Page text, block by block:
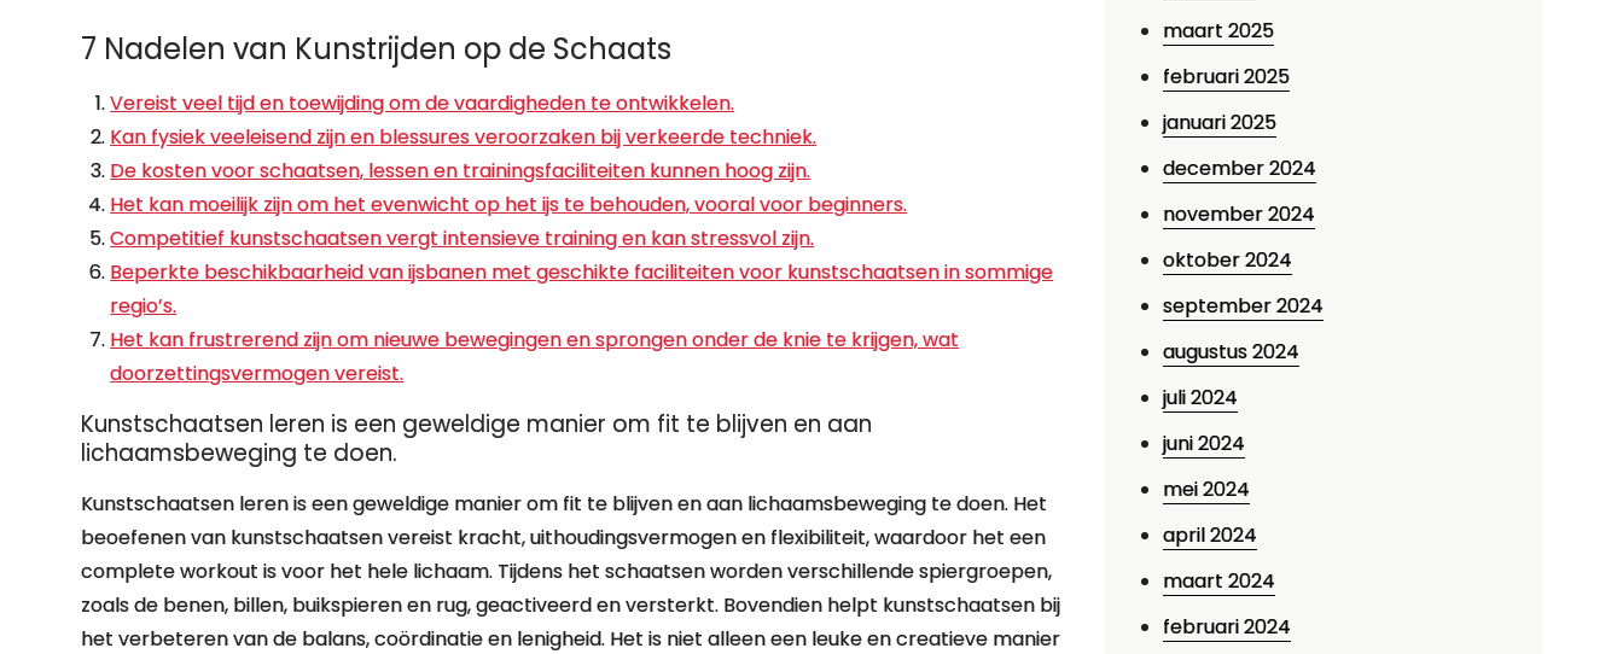
7 Nadelen van Kunstrijden op de Schaats
Vereist veel tijd en toewijding om de vaardigheden te ontwikkelen.
Kan fysiek veeleisend zijn en blessures veroorzaken bij verkeerde techniek.
De kosten voor schaatsen, lessen en trainingsfaciliteiten kunnen hoog zijn.
Het kan moeilijk zijn om het evenwicht op het ijs te behouden, vooral voor beginners.
Competitief kunstschaatsen vergt intensieve training en kan stressvol zijn.
Beperkte beschikbaarheid van ijsbanen met geschikte faciliteiten voor kunstschaatsen in sommige
regio’s.
Het kan frustrerend zijn om nieuwe bewegingen en sprongen onder de knie te krijgen, wat
doorzettingsvermogen vereist.
Kunstschaatsen leren is een geweldige manier om fit te blijven en aan
lichaamsbeweging te doen.
Kunstschaatsen leren is een geweldige manier om fit te blijven en aan lichaamsbeweging te doen. Het
beoefenen van kunstschaatsen vereist kracht, uithoudingsvermogen en flexibiliteit, waardoor het een
complete workout is voor het hele lichaam. Tijdens het schaatsen worden verschillende spiergroepen,
zoals de benen, billen, buikspieren en rug, geactiveerd en versterkt. Bovendien helpt kunstschaatsen bij
het verbeteren van de balans, coördinatie en lenigheid. Het is niet alleen een leuke en creatieve manier
maart 2025
februari 2025
januari 2025
december 2024
november 2024
oktober 2024
september 2024
augustus 2024
juli 2024
juni 2024
mei 2024
april 2024
maart 2024
februari 2024